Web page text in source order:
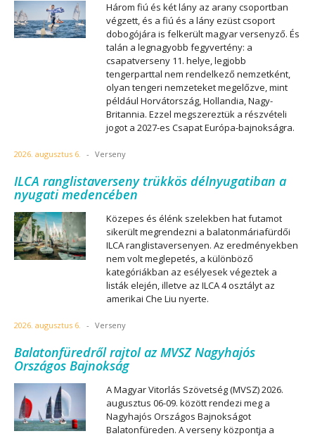
Három fiú és két lány az arany csoportban
végzett, és a fiú és a lány ezüst csoport
dobogójára is felkerült magyar versenyző. És
talán a legnagyobb fegyvertény: a
csapatverseny 11. helye, legjobb
tengerparttal nem rendelkező nemzetként,
olyan tengeri nemzeteket megelőzve, mint
például Horvátország, Hollandia, Nagy-
Britannia. Ezzel megszereztük a részvételi
jogot a 2027-es Csapat Európa-bajnokságra.
2026. augusztus 6. - Verseny
ILCA ranglistaverseny trükkös délnyugatiban a
nyugati medencében
Közepes és élénk szelekben hat futamot
sikerült megrendezni a balatonmáriafürdői
ILCA ranglistaversenyen. Az eredményekben
nem volt meglepetés, a különböző
kategóriákban az esélyesek végeztek a
listák elején, illetve az ILCA 4 osztályt az
amerikai Che Liu nyerte.
2026. augusztus 6. - Verseny
Balatonfüredről rajtol az MVSZ Nagyhajós
Országos Bajnokság
A Magyar Vitorlás Szövetség (MVSZ) 2026.
augusztus 06-09. között rendezi meg a
Nagyhajós Országos Bajnokságot
Balatonfüreden. A verseny központja a